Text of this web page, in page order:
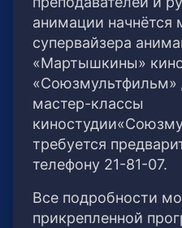
анимации начнётся
супервайзера
«Мартышкины»
«Союзмультфильм»
мастер-классы
требуется
телефону 21-81-07.
Все подробности
прикрепленной